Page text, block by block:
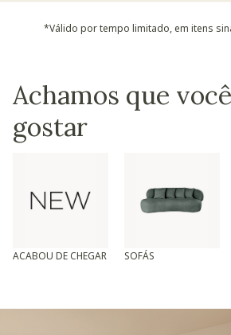
*Válido por tempo limitado, em itens
Achamos que
gostar
ACABOU DE CHEGAR SOFÁS